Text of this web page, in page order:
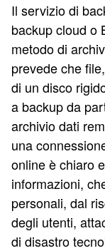
Il servizio di
backup cloud o
metodo di
prevede che
di un disco
a backup da
archivio dati
una
online è chiaro
informazioni,
personali, dal
degli utenti,
di disastro